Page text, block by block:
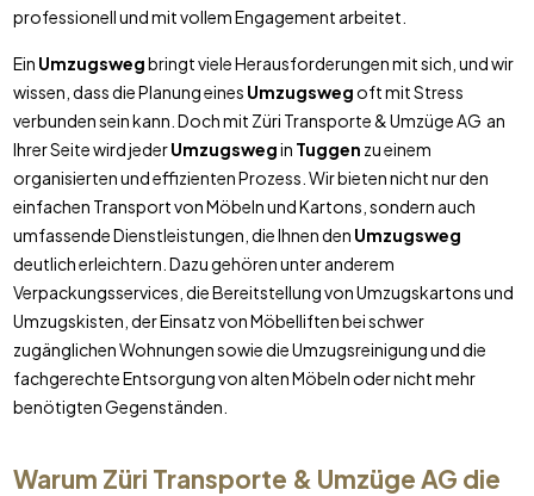
professionell und mit vollem Engagement arbeitet.
Ein Umzugswegbringt viele Herausforderungen mit sich, und wir
wissen, dass die Planung eines Umzugswegoft mit Stress
verbunden sein kann. Doch mit Züri Transporte & Umzüge AG an
Ihrer Seite wird jederUmzugswegin Tuggen zu einem
organisierten und effizienten Prozess. Wir bieten nicht nur den
einfachen Transport von Möbeln und Kartons, sondern auch
umfassende Dienstleistungen, die Ihnen den Umzugsweg
deutlich erleichtern. Dazu gehören unter anderem
Verpackungsservices, die Bereitstellung von Umzugskartons und
Umzugskisten, der Einsatz von Möbelliften bei schwer
zugänglichen Wohnungen sowie die Umzugsreinigung und die
fachgerechte Entsorgung von alten Möbeln oder nicht mehr
benötigten Gegenständen.
Warum Züri Transporte & Umzüge AG die